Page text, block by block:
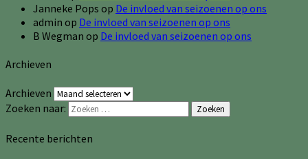
Janneke Pops op De invloed van seizoenen op ons
admin op De invloed van seizoenen op ons
B Wegman op De invloed van seizoenen op ons
Archieven
Archieven
Zoeken naar:
Zoeken
Recente berichten